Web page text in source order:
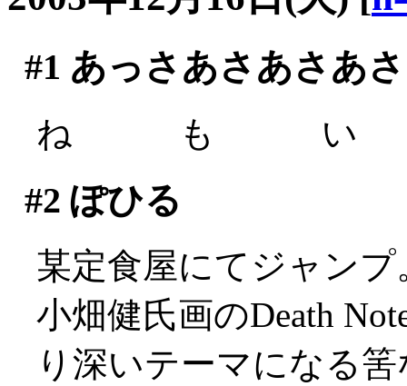
#1 あっさあさあさあ
ね も い
#2 ぽひる
某定食屋にてジャンプ
小畑健氏画のDeath
り深いテーマになる